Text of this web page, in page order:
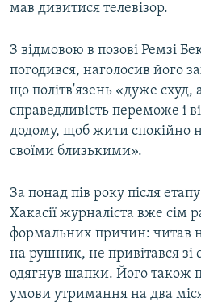
мав дивитися телевізор.
З відмовою в позові Ремзі
погодився, наголосив його
що політв'язень «дуже схуд,
справедливість переможе і
додому, щоб жити спокійно
своїми близькими».
За понад пів року після
Хакасії журналіста вже сім
формальних причин: читав
на рушник, не привітався зі
одягнув шапки. Його також
умови утримання на два